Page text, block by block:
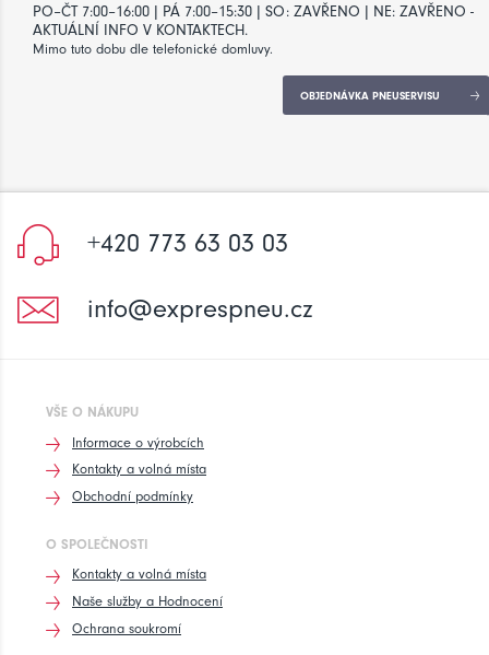
PO–ČT 7:00–16:00 | PÁ 7:00–15:30 | SO: ZAVŘENO | NE: ZAVŘENO -
AKTUÁLNÍ INFO V KONTAKTECH.
Mimo tuto dobu dle telefonické domluvy.
OBJEDNÁVKA PNEUSERVISU
+420 773 63 03 03
info@exprespneu.cz
VŠE O NÁKUPU
Informace o výrobcích
Kontakty a volná místa
Obchodní podmínky
O SPOLEČNOSTI
Kontakty a volná místa
Naše služby a Hodnocení
Ochrana soukromí